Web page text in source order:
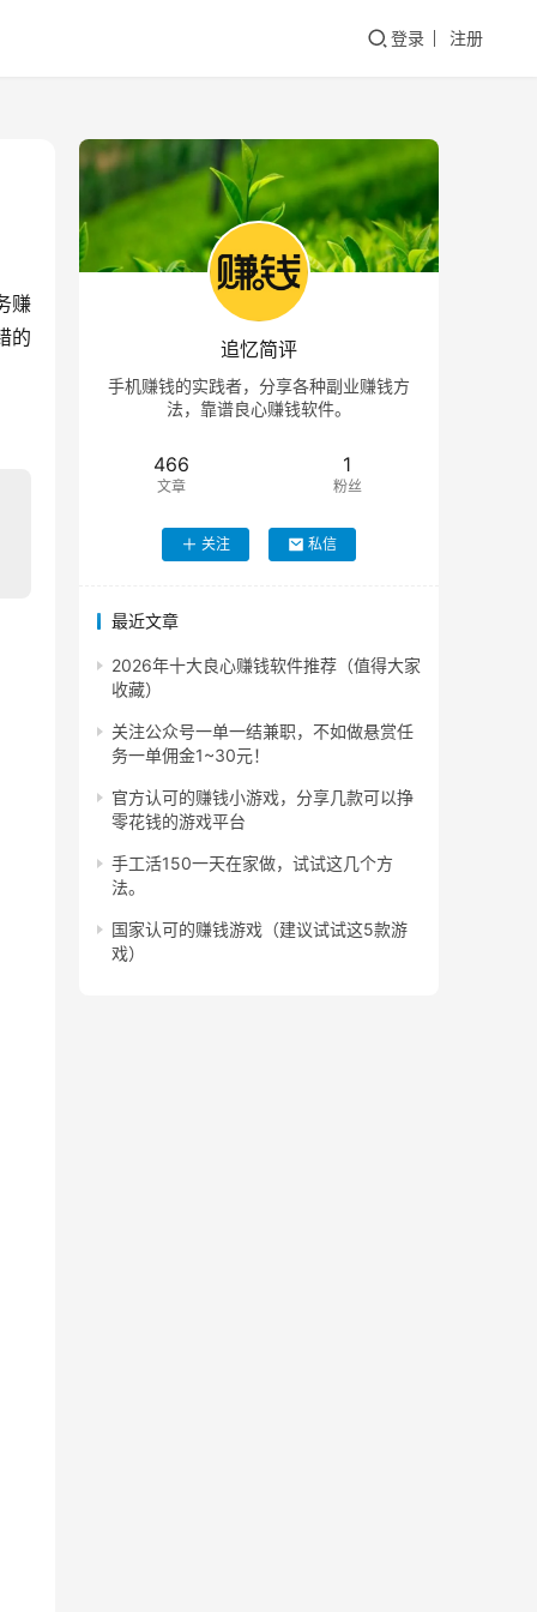
登录 注册
赚
的
追忆简评
手机赚钱的实践者，分享各种副业赚钱方
法，靠谱良心赚钱软件。
466
文章
1
粉丝
关注 私信
最近文章
2026年十大良心赚钱软件推荐（值得大家
收藏）
关注公众号一单一结兼职，不如做悬赏任
务一单佣金1~30元！
官方认可的赚钱小游戏，分享几款可以挣
零花钱的游戏平台
手工活150一天在家做，试试这几个方
法。
国家认可的赚钱游戏（建议试试这5款游
戏）